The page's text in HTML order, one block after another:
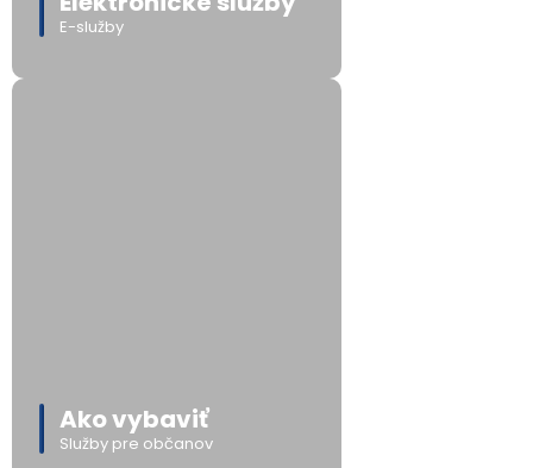
E-služby
Ako vybaviť
Služby pre občanov